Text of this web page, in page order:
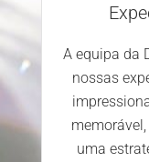
A equipa da
nossas
uma